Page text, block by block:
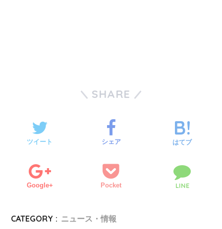
SHARE
ツイート シェア はてブ
Google+ Pocket LINE
CATEGORY : ニュース・情報